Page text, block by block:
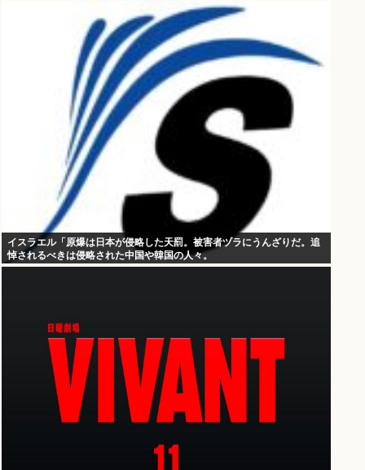
イスラエル「原爆は日本が侵略した天罰。被害者ヅラにうんざりだ。追
悼されるべきは侵略された中国や韓国の人々。